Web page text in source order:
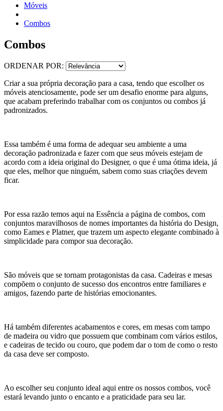
Móveis
Combos
Combos
ORDENAR POR:
Criar a sua própria decoração para a casa, tendo que escolher os
móveis atenciosamente, pode ser um desafio enorme para alguns,
que acabam preferindo trabalhar com os conjuntos ou combos já
padronizados.
Essa também é uma forma de adequar seu ambiente a uma
decoração padronizada e fazer com que seus móveis estejam de
acordo com a ideia original do Designer, o que é uma ótima ideia, já
que eles, melhor que ninguém, sabem como suas criações devem
ficar.
Por essa razão temos aqui na Essência a página de combos, com
conjuntos maravilhosos de nomes importantes da história do Design,
como Eames e Platner, que trazem um aspecto elegante combinado à
simplicidade para compor sua decoração.
São móveis que se tornam protagonistas da casa. Cadeiras e mesas
compõem o conjunto de sucesso dos encontros entre familiares e
amigos, fazendo parte de histórias emocionantes.
Há também diferentes acabamentos e cores, em mesas com tampo
de madeira ou vidro que possuem que combinam com vários estilos,
e cadeiras de tecido ou couro, que podem dar o tom de como o resto
da casa deve ser composto.
Ao escolher seu conjunto ideal aqui entre os nossos combos, você
estará levando junto o encanto e a praticidade para seu lar.